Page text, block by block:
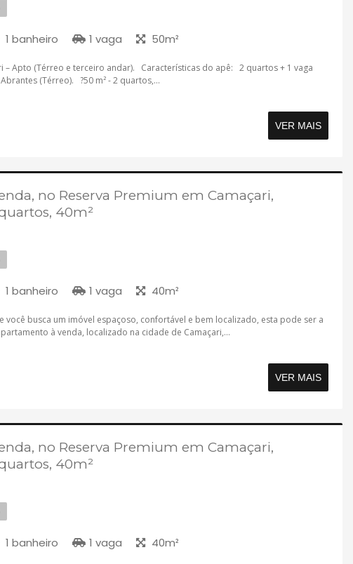
1 banheiro 1 vaga 50m²
– Apto (Térreo e terceiro andar). Características do apê: 2 quartos + 1 vaga
(Térreo). ?50 m² - 2 quartos,...
VER MAIS
no Reserva Premium em Camaçari,
40m²
1 banheiro 1 vaga 40m²
você busca um imóvel espaçoso, confortável e bem localizado, esta pode ser a
à venda, localizado na cidade de Camaçari,...
VER MAIS
no Reserva Premium em Camaçari,
40m²
1 banheiro 1 vaga 40m²